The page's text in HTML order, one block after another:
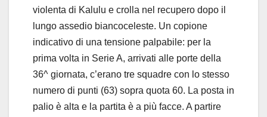
violenta di Kalulu e crolla nel recupero dopo il
lungo assedio biancoceleste. Un copione
indicativo di una tensione palpabile: per la
prima volta in Serie A, arrivati alle porte della
36^ giornata, c’erano tre squadre con lo stesso
numero di punti (63) sopra quota 60. La posta in
palio è alta e la partita è a più facce. A partire